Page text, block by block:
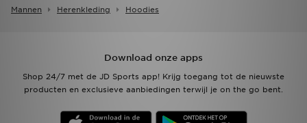
Mannen Herenkleding Hoodies
Download onze apps
Shop 24/7 met de JD Sports app! Krijg toegang tot de nieuwste
producten en exclusieve aanbiedingen terwijl je on the go bent.